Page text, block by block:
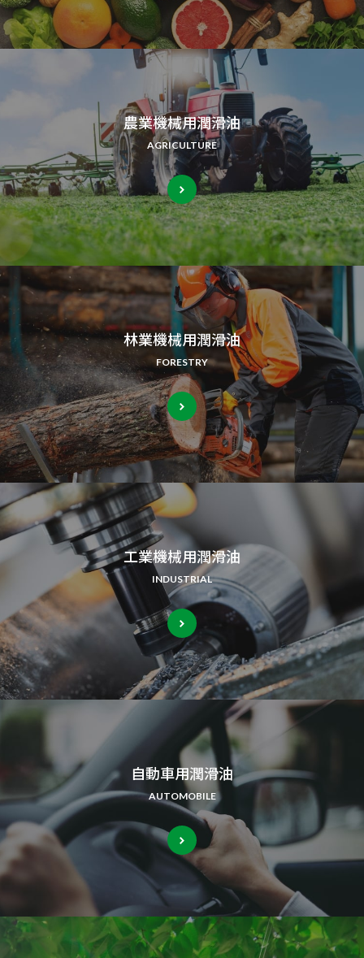
農業機械用潤滑油
AGRICULTURE
林業機械用潤滑油
FORESTRY
工業機械用潤滑油
INDUSTRIAL
自動車用潤滑油
AUTOMOBILE